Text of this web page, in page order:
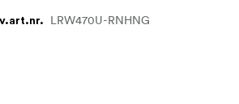
LRW470U-RNHNG